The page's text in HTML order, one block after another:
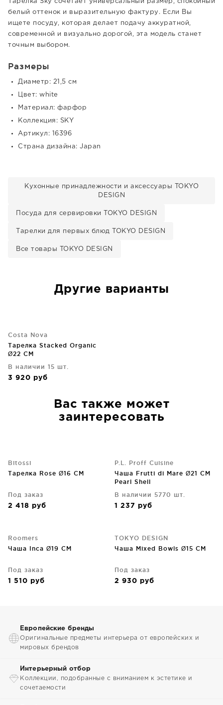
Тарелка Sky сочетает универсальный размер, спокойный
белый оттенок и выразительную фактуру. Если Вы
ищете посуду, которая делает подачу аккуратной,
современной и визуально дорогой, эта модель станет
точным выбором.
Размеры
Диаметр: 21,5 см
Цвет: white
Материал: фарфор
Коллекция: SKY
Артикул: 16396
Страна дизайна: Japan
Кухонные принадлежности и аксессуары TOKYO
DESIGN
Посуда для сервировки TOKYO DESIGN
Тарелки для первых блюд TOKYO DESIGN
Все товары TOKYO DESIGN
Другие варианты
Costa Nova
Тарелка Stacked Organic
Ø22 CM
В наличии 15 шт.
3 920 руб
Вас также может
заинтересовать
Bitossi
Тарелка Rose Ø16 CM
Под заказ
2 418 руб
P.L. Proff Cuisine
Чаша Frutti di Mare Ø21 CM
Pearl Shell
В наличии 5770 шт.
1 237 руб
Roomers
Чаша Inca Ø19 CM
Под заказ
1 510 руб
TOKYO DESIGN
Чаша Mixed Bowls Ø15 CM
Под заказ
2 930 руб
Европейские бренды
Оригинальные предметы интерьера от европейских и
мировых брендов
Интерьерный отбор
Коллекции, подобранные с вниманием к эстетике и
сочетаемости